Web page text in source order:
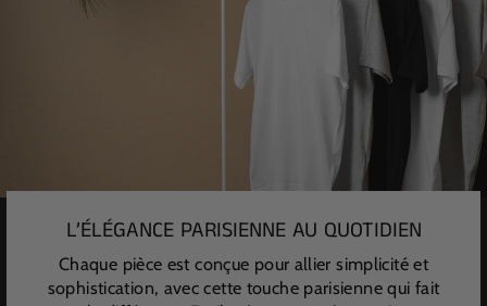
L’ÉLÉGANCE PARISIENNE AU QUOTIDIEN
Chaque pièce est conçue pour allier simplicité et
sophistication, avec cette touche parisienne qui fait